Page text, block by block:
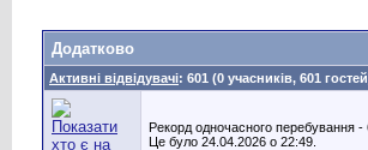
Додатково
Активні відвідувачі: 601 (0 учасників, 601
Рекорд одночасного перебування -
Це було 24.04.2026 о 22:49.